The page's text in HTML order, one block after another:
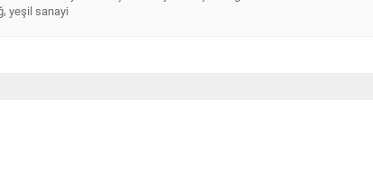
, yeşil sanayi